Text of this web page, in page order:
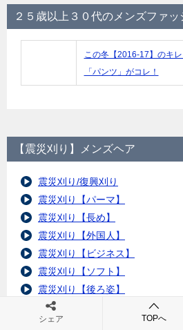
２５歳以上３０代のメンズファッ
この冬【2016-17】のキ
「パンツ」がコレ！
【震災刈り】メンズヘア
震災刈り/復興刈り
震災刈り【パーマ】
震災刈り【長め】
震災刈り【外国人】
震災刈り【ビジネス】
震災刈り【ソフト】
震災刈り【後ろ姿】
震災刈り【ライン】
震災刈り【ネオ】
シェア TOPへ